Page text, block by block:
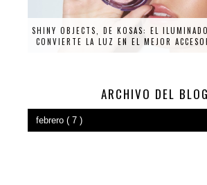
SHINY OBJECTS, DE KOSAS: EL
CONVIERTE LA LUZ EN EL MEJOR
ARCHIVO DEL BLOG